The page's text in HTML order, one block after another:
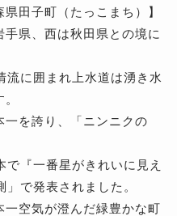
田子町（たっこまち）】
県、西は秋田県との境に
流に囲まれ上水道は湧き水
を誇り、「ニンニクの
『一番星がきれいに見え
で発表されました。
一空気が澄んだ緑豊かな町